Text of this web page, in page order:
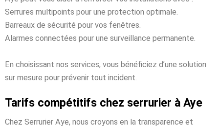
Serrures multipoints pour une protection optimale.
Barreaux de sécurité pour vos fenêtres.
Alarmes connectées pour une surveillance permanente.
En choisissant nos services, vous bénéficiez d’une solution
sur mesure pour prévenir tout incident.
Tarifs compétitifs chez serrurier à Aye
Chez Serrurier Aye, nous croyons en la transparence et